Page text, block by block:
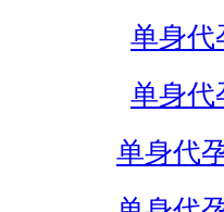
单身代
单身代
单身代